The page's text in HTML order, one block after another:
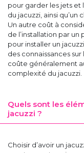
pour garder les jets et
du jacuzzi, ainsi qu’un
Un autre coût à
de l’installation par
pour installer un
des connaissances
coûte généralement
complexité du jacuzzi.
Quels sont les
jacuzzi ?
Choisir d’avoir un